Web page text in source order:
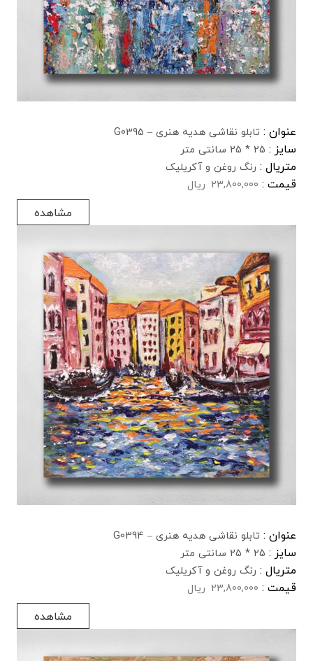
عنوان : تابلو نقاشی هدیه هنری – G0395
سایز : 25 * 25 سانتی متر
متریال : رنگ روغن و آکریلیک
قیمت : 23,800,000 ریال
مشاهده
عنوان : تابلو نقاشی هدیه هنری – G0394
سایز : 25 * 25 سانتی متر
متریال : رنگ روغن و آکریلیک
قیمت : 23,800,000 ریال
مشاهده